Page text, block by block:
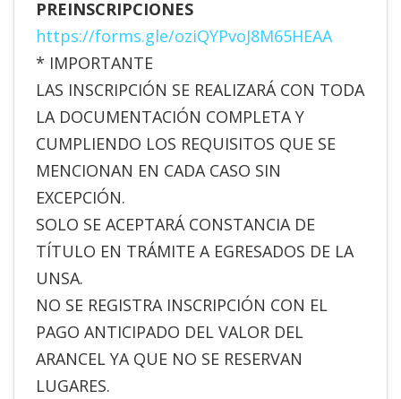
PREINSCRIPCIONES
https://forms.gle/oziQYPvoJ8M65HEAA
* IMPORTANTE
LAS INSCRIPCIÓN SE REALIZARÁ CON TODA
LA DOCUMENTACIÓN COMPLETA Y
CUMPLIENDO LOS REQUISITOS QUE SE
MENCIONAN EN CADA CASO SIN
EXCEPCIÓN.
SOLO SE ACEPTARÁ CONSTANCIA DE
TÍTULO EN TRÁMITE A EGRESADOS DE LA
UNSA.
NO SE REGISTRA INSCRIPCIÓN CON EL
PAGO ANTICIPADO DEL VALOR DEL
ARANCEL YA QUE NO SE RESERVAN
LUGARES.